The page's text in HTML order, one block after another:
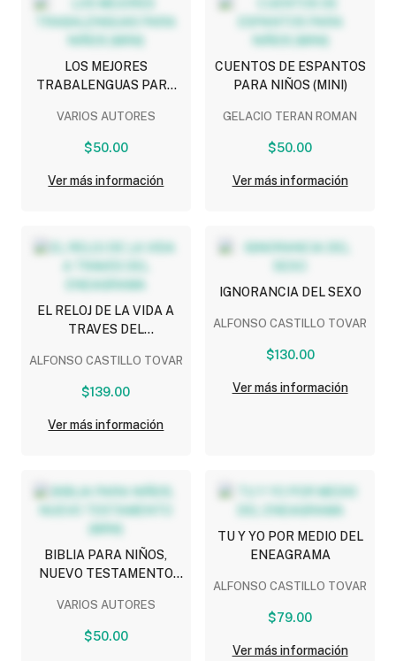
LOS MEJORES
TRABALENGUAS PARA
VARIOS AUTORES
$50.00
Ver más información
CUENTOS DE ESPANTOS
PARA NIÑOS (MINI)
GELACIO TERAN ROMAN
$50.00
Ver más información
EL RELOJ DE LA VIDA A
TRAVES DEL
ALFONSO CASTILLO TOVAR
$139.00
Ver más información
IGNORANCIA DEL SEXO
ALFONSO CASTILLO TOVAR
$130.00
Ver más información
BIBLIA PARA NIÑOS,
NUEVO TESTAMENTO
VARIOS AUTORES
$50.00
TU Y YO POR MEDIO DEL
ENEAGRAMA
ALFONSO CASTILLO TOVAR
$79.00
Ver más información